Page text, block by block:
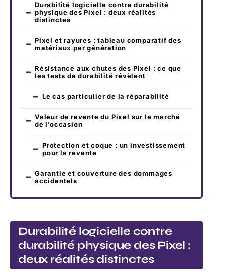
Durabilité logicielle contre durabilité
physique des Pixel : deux réalités
distinctes
Pixel et rayures : tableau comparatif des
matériaux par génération
Résistance aux chutes des Pixel : ce que
les tests de durabilité révèlent
Le cas particulier de la réparabilité
Valeur de revente du Pixel sur le marché
de l’occasion
Protection et coque : un investissement
pour la revente
Garantie et couverture des dommages
accidentels
Durabilité logicielle contre
durabilité physique des Pixel :
deux réalités distinctes